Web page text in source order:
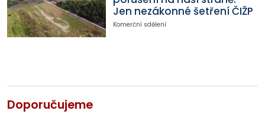
Jen nezákonné šetření ČIŽP
Komerční sdělení
Doporučujeme